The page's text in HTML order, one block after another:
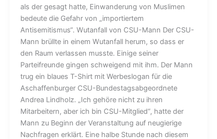
als der gesagt hatte, Einwanderung von Muslimen
bedeute die Gefahr von „importiertem
Antisemitismus“. Wutanfall von CSU-Mann Der CSU-
Mann brüllte in einem Wutanfall herum, so dass er
den Raum verlassen musste. Einige seiner
Parteifreunde gingen schweigend mit ihm. Der Mann
trug ein blaues T-Shirt mit Werbeslogan für die
Aschaffenburger CSU-Bundestagsabgeordnete
Andrea Lindholz. „Ich gehöre nicht zu ihren
Mitarbeitern, aber ich bin CSU-Mitglied“, hatte der
Mann zu Beginn der Veranstaltung auf neugierige
Nachfragen erklärt. Eine halbe Stunde nach diesem